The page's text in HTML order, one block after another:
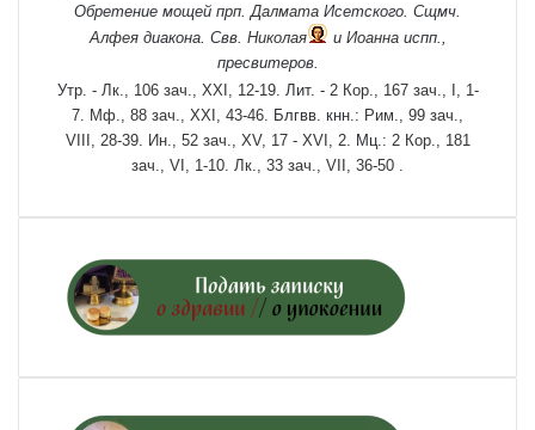
Обретение мощей прп. Далмата Исетского. Сщмч.
Алфеядиакона. Свв. Николая и Иоаннаиспп.,
пресвитеров.
Утр. - Лк., 106 зач., XXI, 12-19. Лит. - 2 Кор., 167 зач., I, 1-
7.
Мф., 88 зач., XXI, 43-46. Блгвв. кнн.: Рим., 99 зач.,
VIII, 28-39.
Ин., 52 зач., XV, 17 - XVI, 2. Мц.: 2 Кор., 181
зач., VI, 1-10. Лк., 33 зач., VII, 36-50